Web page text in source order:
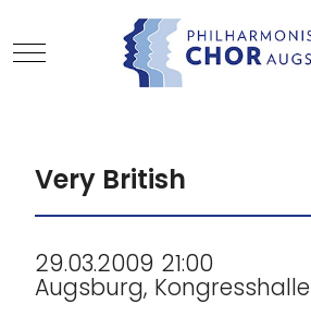
Mobile Menu Toggle
Very British
29.03.2009 21:00
Augsburg, Kongresshalle